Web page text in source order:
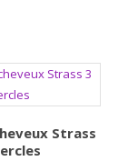
Strass